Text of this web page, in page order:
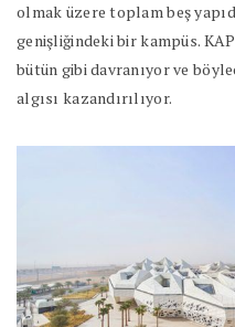
olmak üzere toplam beş
genişliğindeki bir kampüs.
bütün gibi davranıyor ve
algısı kazandırılıyor.